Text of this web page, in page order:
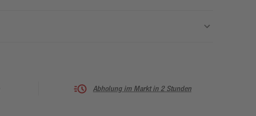
Abholung im Markt in 2 Stunden